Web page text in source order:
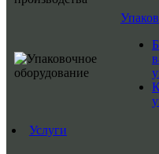
Услуги